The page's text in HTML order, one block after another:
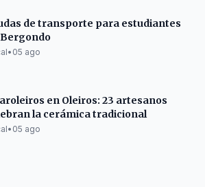
de transporte para estudiantes
• 05 ago
en Oleiros: 23 artesanos
la cerámica tradicional
• 05 ago